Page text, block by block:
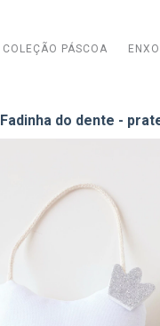
COLEÇÃO PÁSCOA
Fadinha do dente -